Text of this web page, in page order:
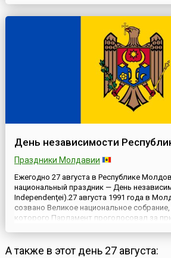
мероприятиях, одно из которых — очистк...
День независимости
Праздники Молдавии
Ежегодно 27 августа в Республике
национальный праздник — День
Independenţei).27 августа 1991 года в
созвано Великое национальное
которого Парламент проголосовал за
провала августов...
А также в этот день 27 августа: